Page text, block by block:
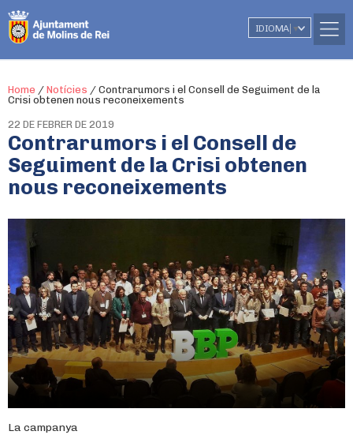
IDIOMA ▼
Home / Notícies / Contrarumors i el Consell de Seguiment de la
Crisi obtenen nous reconeixements
22 DE FEBRER DE 2019
Contrarumors i el Consell de
Seguiment de la Crisi obtenen
nous reconeixements
La campanya